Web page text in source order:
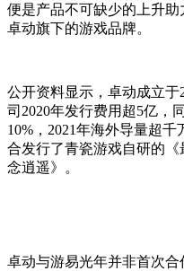
便是产品不可缺少的上升
卓动旗下的游戏品牌。
公开资料显示，卓动成立
司2020年发行费用超5亿，
10%，2021年海外导量超
合发行了青瓷游戏自研的
念逍遥》。
卓动与游易光年并非首次